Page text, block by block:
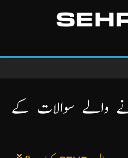
والے سوالات کے